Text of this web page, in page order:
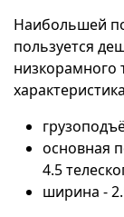
Наибольшей
пользуется
низкорамного
основная
4.5
ширина -